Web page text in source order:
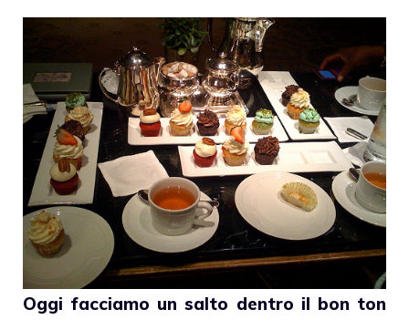
Oggi facciamo un salto dentro il bon ton